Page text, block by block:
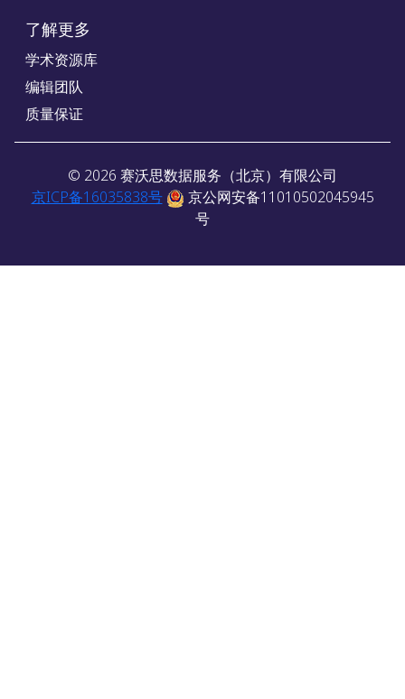
了解更多
学术资源库
编辑团队
质量保证
© 2026 赛沃思数据服务（北京）有限公司
京ICP备16035838号
京公网安备11010502045945
号